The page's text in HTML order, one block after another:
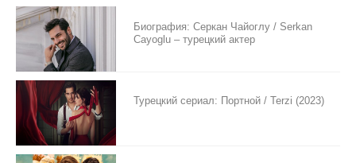
Биография: Серкан Чайоглу / Serkan
Cayoglu – турецкий актер
Турецкий сериал: Портной / Terzi (2023)